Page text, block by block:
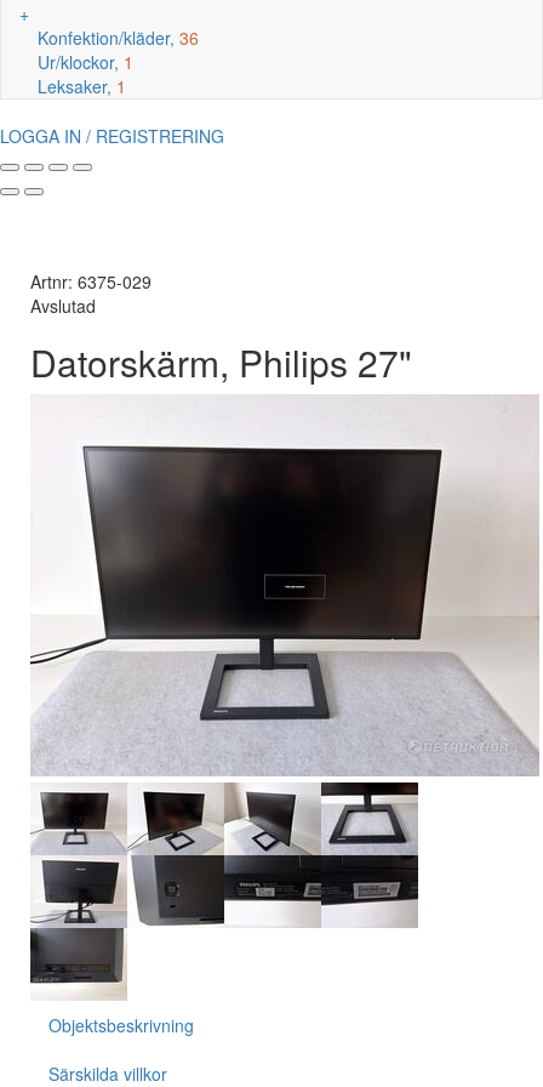
+
Konfektion/kläder, 36
Ur/klockor, 1
Leksaker, 1
LOGGA IN / REGISTRERING
Artnr: 6375-029
Avslutad
Datorskärm, Philips 27"
Objektsbeskrivning
Särskilda villkor